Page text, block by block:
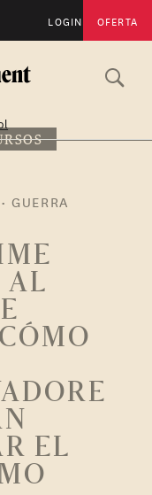
LOGIN OFERTA
•GUERRA
AL
EL